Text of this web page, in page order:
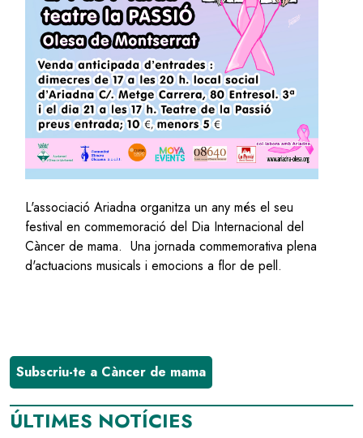
L'associació Ariadna organitza un any més el seu
festival en commemoració del Dia Internacional del
Càncer de mama. Una jornada commemorativa plena
d'actuacions musicals i emocions a flor de pell.
Subscriu-te a Càncer de mama
ÚLTIMES NOTÍCIES